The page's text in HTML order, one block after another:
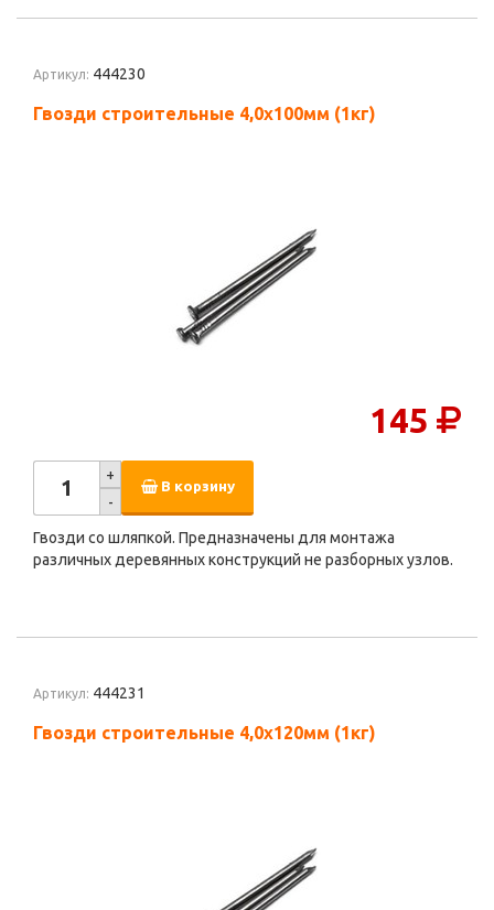
Артикул: 444230
Гвозди строительные 4,0х100мм (1кг)
145
+
-
В корзину
Гвозди со шляпкой. Предназначены для монтажа
различных деревянных конструкций не разборных узлов.
Артикул: 444231
Гвозди строительные 4,0х120мм (1кг)